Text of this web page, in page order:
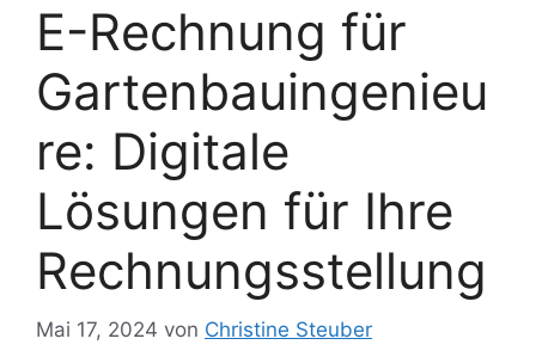
E-Rechnung für
Gartenbauingenieu
re: Digitale
Lösungen für Ihre
Rechnungsstellung
Mai 17, 2024 von Christine Steuber